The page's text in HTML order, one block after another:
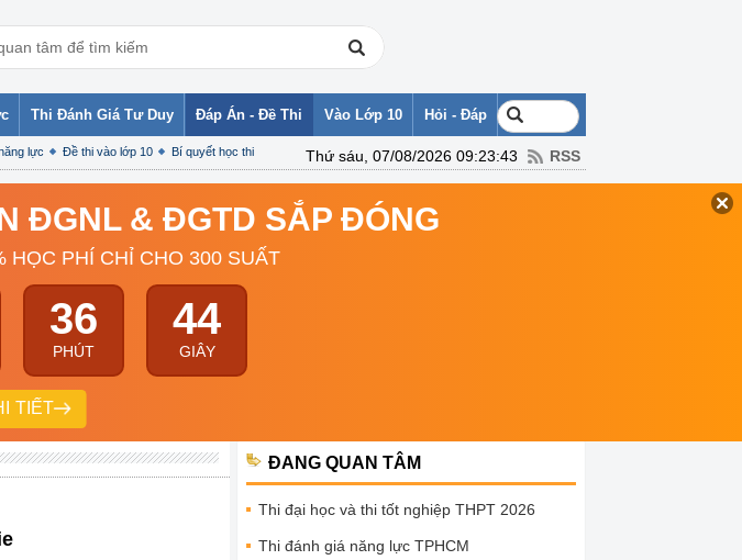
Thi Đánh Giá Tư Duy Đáp Án - Đề Thi
lực Đề thi vào lớp 10 Bí quyết học thi
Vào Lớp 10 Hỏi - Đáp
Thứ sáu, 07/08/2026 09:23:43 RSS
ĐGNL & ĐGTD SẮP ĐÓNG
PHÍ CHỈ CHO 300 SUẤT
36
PHÚT
43
GIÂY
TIẾT
ĐANG QUAN TÂM
Thi đại học và thi tốt nghiệp THPT 2026
Thi đánh giá năng lực TPHCM